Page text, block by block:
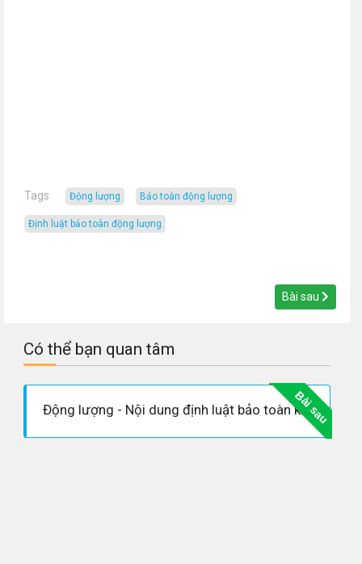
Tags động lượng bảo toàn động lượng
định luật bảo toàn động lượng
Bài sau
Có thể bạn quan tâm
Bài sau
Động lượng - Nội dung định luật bảo toàn không thể bỏ qua trong Vật lý